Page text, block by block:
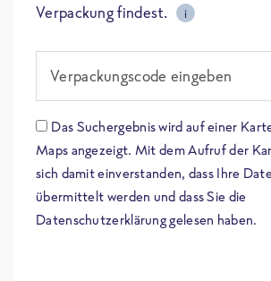
Verpackung findest.
i
Verpackungscode eingeben
Das Suchergebnis wird auf einer
Maps angezeigt. Mit dem Aufruf der
sich damit einverstanden, dass Ihre
übermittelt werden und dass Sie die
Datenschutzerklärung gelesen haben.